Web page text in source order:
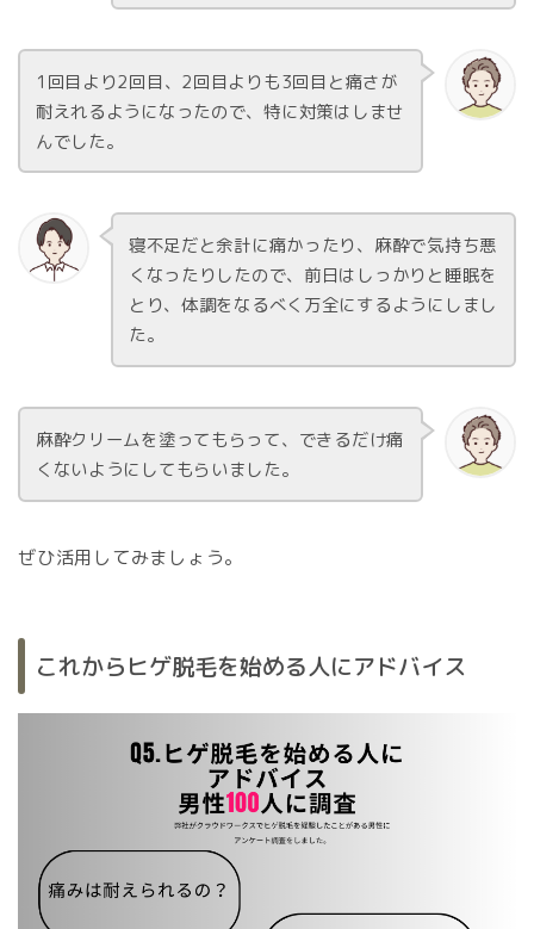
1回目より2回目、2回目よりも3回目と痛さが
耐えれるようになったので、特に対策はしませ
んでした。
寝不足だと余計に痛かったり、麻酔で気持ち悪
くなったりしたので、前日はしっかりと睡眠を
とり、体調をなるべく万全にするようにしまし
た。
麻酔クリームを塗ってもらって、できるだけ痛
くないようにしてもらいました。
ぜひ活用してみましょう。
これからヒゲ脱毛を始める人にアドバイス